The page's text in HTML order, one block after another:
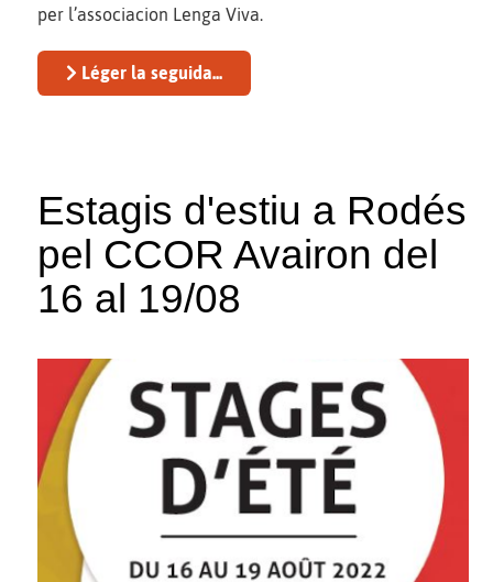
per l’associacion Lenga Viva.
Léger la seguida...
Estagis d'estiu a Rodés
pel CCOR Avairon del
16 al 19/08